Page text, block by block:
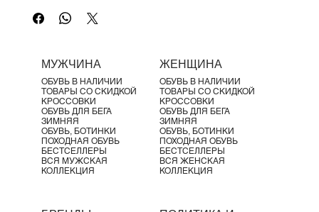
Верх из синтетической кожи — гладкий и прочный
Широкое изогнутое отверстие для лёгкого надевания,
даже с плотными носками
Резиновый рант защищает обувь от влаги и грязи
Пенная межподошва делает модель лёгкой
ПодошваRubber Waffle
с глубокими выступами
обеспечивает сцепление на любых городских
поверхностях
Детали продукта:
МУЖЧИНА
ОБУВЬ В НАЛИЧИИ
ТОВАРЫ СО СКИДКОЙ
КРОССОВКИ
ОБУВЬ ДЛЯ БЕГА
ЗИМНЯЯ
ОБУВЬ, БОТИНКИ
ПОХОДНАЯ ОБУВЬ
БЕСТСЕЛЛЕРЫ
ВСЯ МУЖСКАЯ
КОЛЛЕКЦИЯ
ЖЕНЩИНА
ОБУВЬ В НАЛИЧИИ
ТОВАРЫ СО СКИДКОЙ
КРОССОВКИ
ОБУВЬ ДЛЯ БЕГА
ЗИМНЯЯ
ОБУВЬ, БОТИНКИ
ПОХОДНАЯ ОБУВЬ
БЕСТСЕЛЛЕРЫ
ВСЯ ЖЕНСКАЯ
КОЛЛЕКЦИЯ